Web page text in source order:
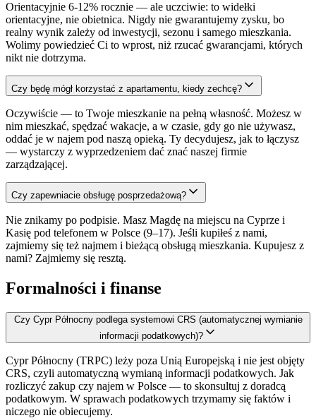
Orientacyjnie 6-12% rocznie — ale uczciwie: to widełki
orientacyjne, nie obietnica. Nigdy nie gwarantujemy zysku, bo
realny wynik zależy od inwestycji, sezonu i samego mieszkania.
Wolimy powiedzieć Ci to wprost, niż rzucać gwarancjami, których
nikt nie dotrzyma.
Czy będę mógł korzystać z apartamentu, kiedy zechcę?
Oczywiście — to Twoje mieszkanie na pełną własność. Możesz w
nim mieszkać, spędzać wakacje, a w czasie, gdy go nie używasz,
oddać je w najem pod naszą opieką. Ty decydujesz, jak to łączysz
— wystarczy z wyprzedzeniem dać znać naszej firmie
zarządzającej.
Czy zapewniacie obsługę posprzedażową?
Nie znikamy po podpisie. Masz Magdę na miejscu na Cyprze i
Kasię pod telefonem w Polsce (9–17). Jeśli kupiłeś z nami,
zajmiemy się też najmem i bieżącą obsługą mieszkania. Kupujesz z
nami? Zajmiemy się resztą.
Formalności i finanse
Czy Cypr Północny podlega systemowi CRS (automatycznej wymianie
informacji podatkowych)?
Cypr Północny (TRPC) leży poza Unią Europejską i nie jest objęty
CRS, czyli automatyczną wymianą informacji podatkowych. Jak
rozliczyć zakup czy najem w Polsce — to skonsultuj z doradcą
podatkowym. W sprawach podatkowych trzymamy się faktów i
niczego nie obiecujemy.